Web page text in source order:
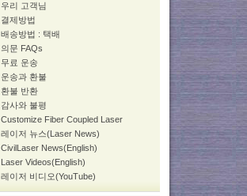
우리 고객님
결제방법
배송방법 : 택배
의문 FAQs
무료 운송
운송과 환불
환불 반환
감사와 불평
Customize Fiber Coupled Laser
레이저 뉴스(Laser News)
CivilLaser News(English)
Laser Videos(English)
레이저 비디오(YouTube)